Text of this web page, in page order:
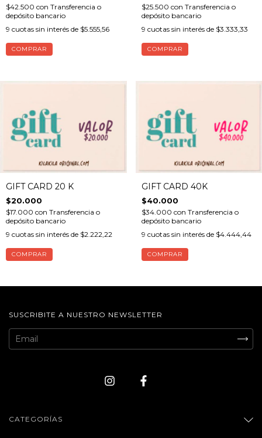
$42.500 con Transferencia o
depósito bancario
9 cuotas sin interés de $5.555,56
$25.500 con Transferencia o
depósito bancario
9 cuotas sin interés de $3.333,33
GIFT CARD 20 K
$20.000
$17.000 con Transferencia o
depósito bancario
9 cuotas sin interés de $2.222,22
GIFT CARD 40K
$40.000
$34.000 con Transferencia o
depósito bancario
9 cuotas sin interés de $4.444,44
SUSCRIBITE A NUESTRO NEWSLETTER
CATEGORÍAS